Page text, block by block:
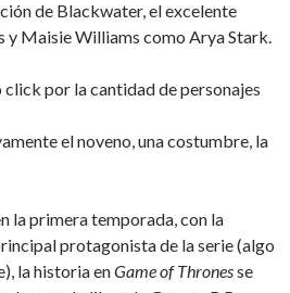
de Blackwater, el excelente
y Maisie Williams como Arya Stark.
click por la cantidad de personajes
el noveno, una costumbre, la
la primera temporada, con la
protagonista de la serie (algo
la historia enGame of Thronesse